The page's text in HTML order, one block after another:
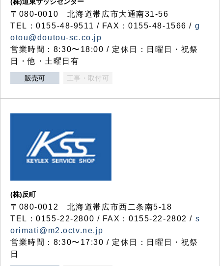
〒080-0010 北海道帯広市大通南31-56
TEL：0155-48-9511 / FAX：0155-48-1566 / g
otou@doutou-sc.co.jp
営業時間：8:30〜18:00 / 定休日：日曜日・祝祭
日・他・土曜日有
販売可 工事・取付可
(株)反町
〒080-0012 北海道帯広市西二条南5-18
TEL：0155-22-2800 / FAX：0155-22-2802 / s
orimati@m2.octv.ne.jp
営業時間：8:30〜17:30 / 定休日：日曜日・祝祭
日